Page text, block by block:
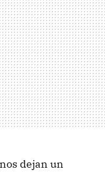
dejan un